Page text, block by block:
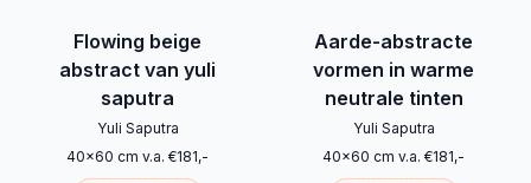
Flowing beige
abstract van yuli
saputra
Yuli Saputra
40x60 cm v.a. €181,-
Aarde-abstracte
vormen in warme
neutrale tinten
Yuli Saputra
40x60 cm v.a. €181,-